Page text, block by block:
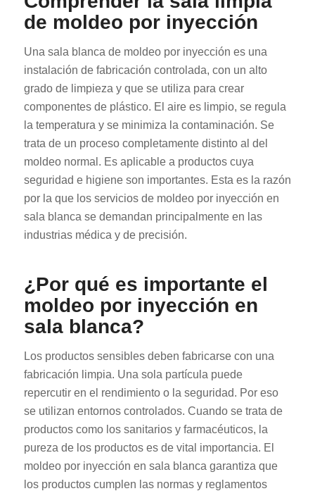
de moldeo por inyección
Una sala blanca de moldeo por inyección es una
instalación de fabricación controlada, con un alto
grado de limpieza y que se utiliza para crear
componentes de plástico. El aire es limpio, se regula
la temperatura y se minimiza la contaminación. Se
trata de un proceso completamente distinto al del
moldeo normal. Es aplicable a productos cuya
seguridad e higiene son importantes. Esta es la razón
por la que los servicios de moldeo por inyección en
sala blanca se demandan principalmente en las
industrias médica y de precisión.
¿Por qué es importante el
moldeo por inyección en
sala blanca?
Los productos sensibles deben fabricarse con una
fabricación limpia. Una sola partícula puede
repercutir en el rendimiento o la seguridad. Por eso
se utilizan entornos controlados. Cuando se trata de
productos como los sanitarios y farmacéuticos, la
pureza de los productos es de vital importancia. El
moldeo por inyección en sala blanca garantiza que
los productos cumplen las normas y reglamentos